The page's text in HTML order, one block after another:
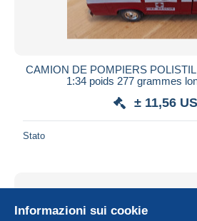
CAMION DE POMPIERS
1:34 poids 277 grammes
± 11,56
Stato
Informazioni sui cookie